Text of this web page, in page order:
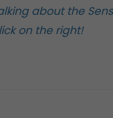
about the
on the right!